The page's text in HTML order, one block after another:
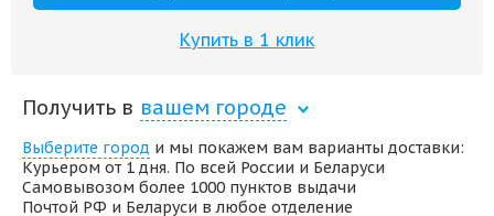
Купить в 1 клик
Получить в вашем городе
Выберите город и мы покажем вам варианты доставки:
Курьером от 1 дня. По всей России и Беларуси
Самовывозом более 1000 пунктов выдачи
Почтой РФ и Беларуси в любое отделение